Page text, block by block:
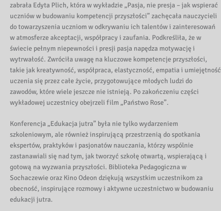
zabrała Edyta Plich, która w wykładzie „Pasja, nie presja – jak wspierać
uczniów w budowaniu kompetencji przyszłości” zachęcała nauczycieli
do towarzyszenia uczniom w odkrywaniu ich talentów i zainteresowań
w atmosferze akceptacji, współpracy i zaufania. Podkreśliła, że w
świecie pełnym niepewności i presji pasja napędza motywację i
wytrwałość. Zwróciła uwagę na kluczowe kompetencje przyszłości,
takie jak kreatywność, współpraca, elastyczność, empatia i umiejętność
uczenia się przez całe życie, przygotowujące młodych ludzi do
zawodów, które wiele jeszcze nie istnieją. Po zakończeniu części
wykładowej uczestnicy obejrzeli film „Państwo Rose”.
Konferencja „Edukacja jutra” była nie tylko wydarzeniem
szkoleniowym, ale również inspirującą przestrzenią do spotkania
ekspertów, praktyków i pasjonatów nauczania, którzy wspólnie
zastanawiali się nad tym, jak tworzyć szkołę otwartą, wspierającą i
gotową na wyzwania przyszłości. Biblioteka Pedagogiczna w
Sochaczewie oraz Kino Odeon dziękują wszystkim uczestnikom za
obecność, inspirujące rozmowy i aktywne uczestnictwo w budowaniu
edukacji jutra.